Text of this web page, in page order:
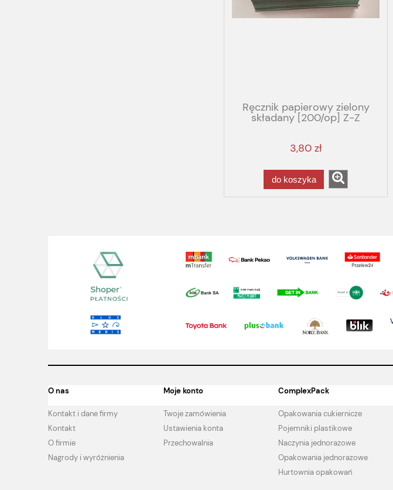
Ręcznik papierowy zielony
składany [200/op] Z-Z
3,80 zł
do koszyka
O nas
Kontakt i dane firmy
Kontakt
O firmie
Nagrody i wyróżnienia
Moje konto
Twoje zamówienia
Ustawienia konta
Przechowalnia
ComplexPack
Opakowania cukiernicze
Pojemniki plastikowe
Naczynia jednorazowe
Opakowania jednorazowe
Hurtownia opakowań